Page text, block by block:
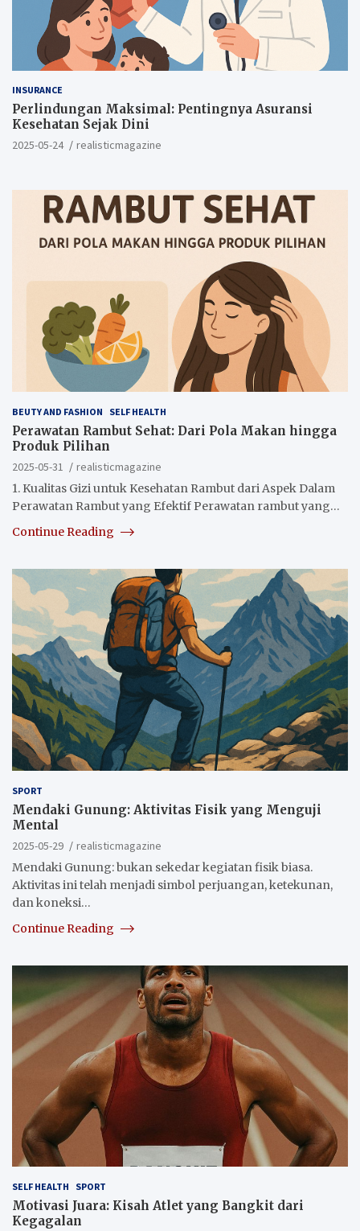
INSURANCE
Perlindungan Maksimal: Pentingnya Asuransi
Kesehatan Sejak Dini
2025-05-24 realisticmagazine
BEUTY AND FASHION SELF HEALTH
Perawatan Rambut Sehat: Dari Pola Makan hingga
Produk Pilihan
2025-05-31
realisticmagazine
1. Kualitas Gizi untuk Kesehatan Rambut dari Aspek Dalam
Perawatan Rambut yang Efektif Perawatan rambut yang…
Continue Reading
SPORT
Mendaki Gunung: Aktivitas Fisik yang Menguji
Mental
2025-05-29
realisticmagazine
Mendaki Gunung: bukan sekedar kegiatan fisik biasa.
Aktivitas ini telah menjadi simbol perjuangan, ketekunan,
dan koneksi…
Continue Reading
SELF HEALTH SPORT
Motivasi Juara: Kisah Atlet yang Bangkit dari
Kegagalan